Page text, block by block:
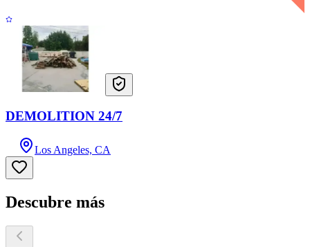
DEMOLITION 24/7
Los Angeles, CA
Descubre más